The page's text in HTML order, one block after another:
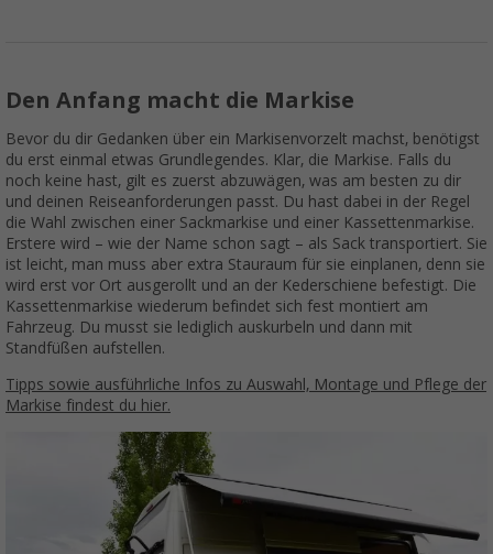
Den Anfang macht die Markise
Bevor du dir Gedanken über ein Markisenvorzelt machst, benötigst
du erst einmal etwas Grundlegendes. Klar, die Markise. Falls du
noch keine hast, gilt es zuerst abzuwägen, was am besten zu dir
und deinen Reiseanforderungen passt. Du hast dabei in der Regel
die Wahl zwischen einer Sackmarkise und einer Kassettenmarkise.
Erstere wird – wie der Name schon sagt – als Sack transportiert. Sie
ist leicht, man muss aber extra Stauraum für sie einplanen, denn sie
wird erst vor Ort ausgerollt und an der Kederschiene befestigt. Die
Kassettenmarkise wiederum befindet sich fest montiert am
Fahrzeug. Du musst sie lediglich auskurbeln und dann mit
Standfüßen aufstellen.
Tipps sowie ausführliche Infos zu Auswahl, Montage und Pflege der
Markise findest du hier.